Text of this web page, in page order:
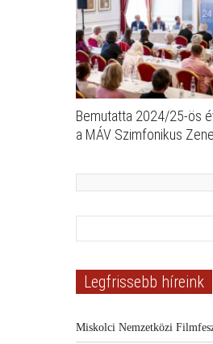
Bemutatta 2024/25-ös
a MÁV Szimfonikus
Legfrissebb híreink
Miskolci Nemzetközi